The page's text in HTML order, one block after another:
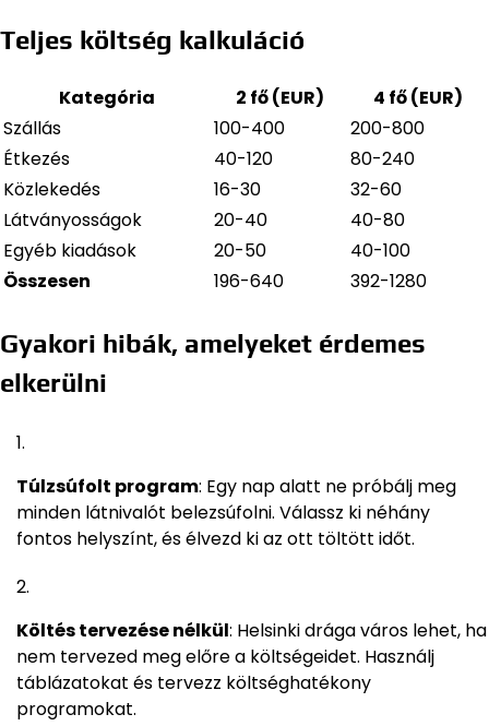
Teljes költség kalkuláció
Kategória 2 fő (EUR)
4 fő (EUR)
Szállás
100-400
200-800
Étkezés
40-120
80-240
Közlekedés
16-30
32-60
Látványosságok
20-40
40-80
Egyéb kiadások
20-50
40-100
Összesen
196-640 392-1280
Gyakori hibák, amelyeket érdemes
elkerülni
Túlzsúfolt program: Egy nap alatt ne próbálj meg
minden látnivalót belezsúfolni. Válassz ki néhány
fontos helyszínt, és élvezd ki az ott töltött időt.
Költés tervezése nélkül: Helsinki drága város lehet, ha
nem tervezed meg előre a költségeidet. Használj
táblázatokat és tervezz költséghatékony
programokat.